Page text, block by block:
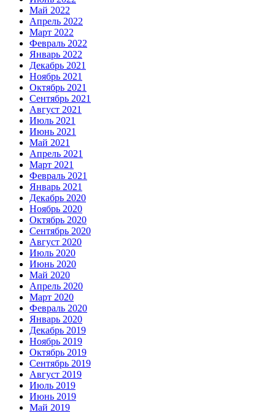
Май 2022
Апрель 2022
Март 2022
Февраль 2022
Январь 2022
Декабрь 2021
Ноябрь 2021
Октябрь 2021
Сентябрь 2021
Август 2021
Июль 2021
Июнь 2021
Май 2021
Апрель 2021
Март 2021
Февраль 2021
Январь 2021
Декабрь 2020
Ноябрь 2020
Октябрь 2020
Сентябрь 2020
Август 2020
Июль 2020
Июнь 2020
Май 2020
Апрель 2020
Март 2020
Февраль 2020
Январь 2020
Декабрь 2019
Ноябрь 2019
Октябрь 2019
Сентябрь 2019
Август 2019
Июль 2019
Июнь 2019
Май 2019